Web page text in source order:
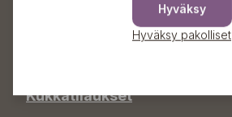
Kukkatilaukset
Hyväksy
Hyväksy pakolliset